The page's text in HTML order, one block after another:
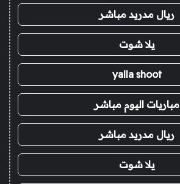
ريال مدريد مباشر
يلا شوت
yalla shoot
مباريات اليوم مباشر
ريال مدريد مباشر
يلا شوت